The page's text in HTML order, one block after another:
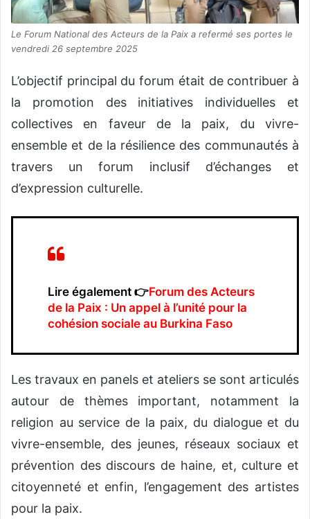
Le Forum National des Acteurs de la Paix a refermé ses portes le
vendredi 26 septembre 2025
L’objectif principal du forum était de contribuer à
la promotion des initiatives individuelles et
collectives en faveur de la paix, du vivre-
ensemble et de la résilience des communautés à
travers un forum inclusif d’échanges et
d’expression culturelle.
Lire également 👉‎Forum des Acteurs
de la Paix : Un appel à l’unité pour la
cohésion sociale au Burkina Faso
Les travaux en panels et ateliers se sont articulés
autour de thèmes important, notamment la
religion au service de la paix, du dialogue et du
vivre-ensemble, des jeunes, réseaux sociaux et
prévention des discours de haine, et, culture et
citoyenneté et enfin, l’engagement des artistes
pour la paix.